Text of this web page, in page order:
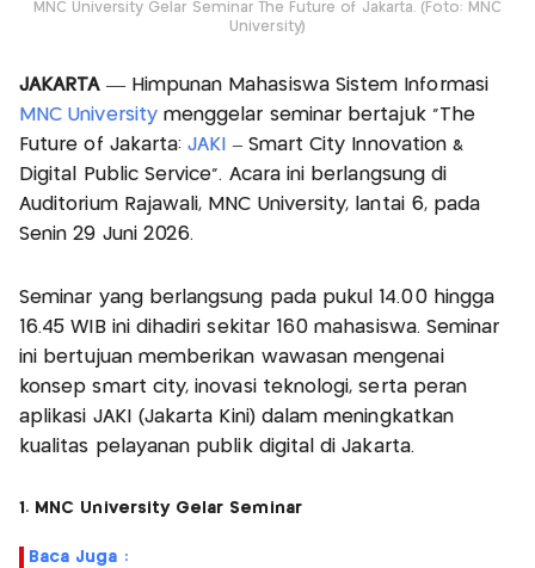
MNC University Gelar Seminar The Future of Jakarta. (Foto: MNC
University)
JAKARTA— Himpunan Mahasiswa Sistem Informasi
MNC Universitymenggelar seminar bertajuk "The
Future of Jakarta:JAKI– Smart City Innovation &
Digital Public Service”. Acara ini berlangsung di
Auditorium Rajawali, MNC University, lantai 6, pada
Senin 29 Juni 2026.
Seminar yang berlangsung pada pukul 14.00 hingga
16.45 WIB ini dihadiri sekitar 160 mahasiswa. Seminar
ini bertujuan memberikan wawasan mengenai
konsep smart city, inovasi teknologi, serta peran
aplikasi JAKI (Jakarta Kini) dalam meningkatkan
kualitas pelayanan publik digital di Jakarta.
1. MNC University Gelar Seminar
Baca Juga :